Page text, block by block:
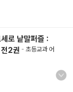
로 낱말퍼즐 :
2권 - 초등교과 어